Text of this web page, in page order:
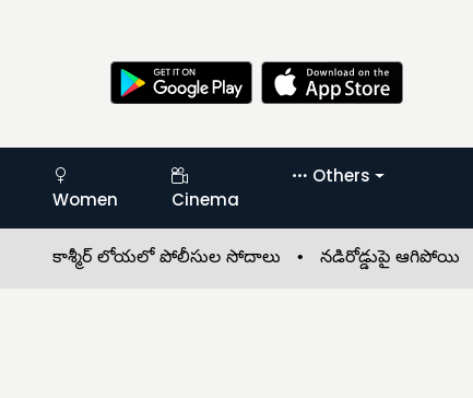
Women Cinema
Others
కాశ్మీర్ లోయలో పోలీసుల సోదాలు •నడిరోడ్డుపై ఆగిపోయిన 108